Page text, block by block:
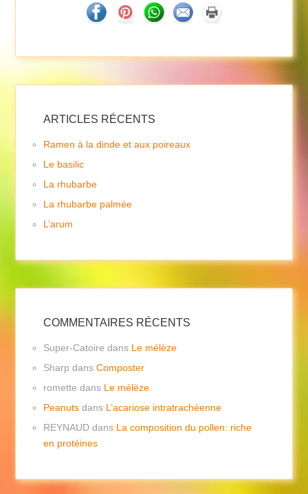
ARTICLES RÉCENTS
Ramen à la dinde et aux poireaux
Le basilic
La rhubarbe
La rhubarbe palmée
L’arum
COMMENTAIRES RÉCENTS
Super-Catoire dans Le mélèze
Sharp dansComposter
romette dans Le mélèze
Peanuts dans L’acariose intratrachéenne
REYNAUD dans La composition du pollen: riche
en protéines